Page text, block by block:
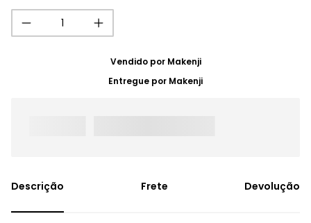
Vendido por Makenji
Entregue por Makenji
Frete Devolução